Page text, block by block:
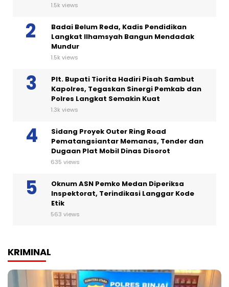
1.5k views
Badai Belum Reda, Kadis Pendidikan
Langkat Ilhamsyah Bangun Mendadak
Mundur
1.5k views
Plt. Bupati Tiorita Hadiri Pisah Sambut
Kapolres, Tegaskan Sinergi Pemkab dan
Polres Langkat Semakin Kuat
1.3k views
Sidang Proyek Outer Ring Road
Pematangsiantar Memanas, Tender dan
Dugaan Plat Mobil Dinas Disorot
635 views
Oknum ASN Pemko Medan Diperiksa
Inspektorat, Terindikasi Langgar Kode
Etik
563 views
KRIMINAL